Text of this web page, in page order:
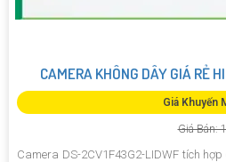
CAMERA KHÔNG DÂY GIÁ RẺ
Giá Khuyến
Giá Bán:
Camera DS-2CV1F43G2-LIDWF tích